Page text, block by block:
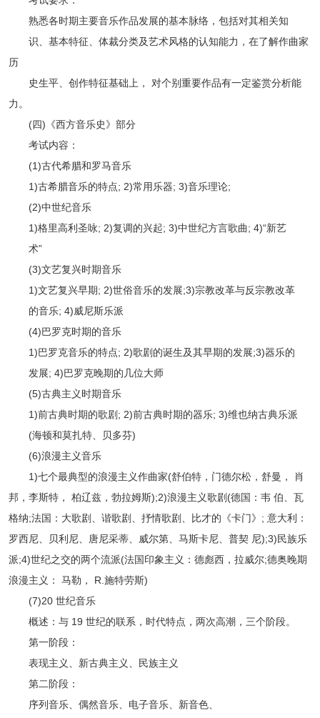
熟悉各时期主要音乐作品发展的基本脉络，包括对其相关知
识、基本特征、体裁分类及艺术风格的认知能力，在了解作曲家
历
史生平、创作特征基础上， 对个别重要作品有一定鉴赏分析能
力。
(四)《西方音乐史》部分
考试内容：
(1)古代希腊和罗马音乐
1)古希腊音乐的特点; 2)常用乐器; 3)音乐理论;
(2)中世纪音乐
1)格里高利圣咏; 2)复调的兴起; 3)中世纪方言歌曲; 4)“新艺
术”
(3)文艺复兴时期音乐
1)文艺复兴早期; 2)世俗音乐的发展;3)宗教改革与反宗教改革
的音乐; 4)威尼斯乐派
(4)巴罗克时期的音乐
1)巴罗克音乐的特点; 2)歌剧的诞生及其早期的发展;3)器乐的
发展; 4)巴罗克晚期的几位大师
(5)古典主义时期音乐
1)前古典时期的歌剧; 2)前古典时期的器乐; 3)维也纳古典乐派
(海顿和莫扎特、贝多芬)
(6)浪漫主义音乐
1)七个最典型的浪漫主义作曲家(舒伯特，门德尔松，舒曼， 肖
邦，李斯特， 柏辽兹，勃拉姆斯);2)浪漫主义歌剧(德国：韦 伯、瓦
格纳;法国：大歌剧、谐歌剧、抒情歌剧、比才的《卡门》; 意大利：
罗西尼、贝利尼、唐尼采蒂、威尔第、马斯卡尼、普契 尼);3)民族乐
派;4)世纪之交的两个流派(法国印象主义：德彪西，拉威尔;德奥晚期
浪漫主义： 马勒， R.施特劳斯)
(7)20 世纪音乐
概述：与 19 世纪的联系，时代特点，两次高潮，三个阶段。
第一阶段：
表现主义、新古典主义、民族主义
第二阶段：
序列音乐、偶然音乐、电子音乐、新音色、